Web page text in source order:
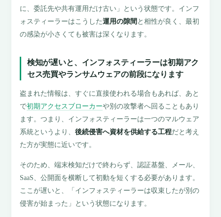
に、委託先や共有運用だけ古い」という状態です。インフ
ォスティーラーはこうした運用の隙間 と相性が良く、最初
の感染が小さくても被害は深くなります。
検知が遅いと、インフォスティーラーは初期アク
セス売買やランサムウェアの前段になります
盗まれた情報は、すぐに直接使われる場合もあれば、あと
で初期アクセスブローカーや別の攻撃者へ回ることもあり
ます。つまり、インフォスティーラーは一つのマルウェア
系統というより、後続侵害へ資材を供給する工程だと考え
た方が実態に近いです。
そのため、端末検知だけで終わらず、認証基盤、メール、
SaaS、公開面を横断して初動を短くする必要があります。
ここが遅いと、「インフォスティーラーは収束したが別の
侵害が始まった」という状態になります。